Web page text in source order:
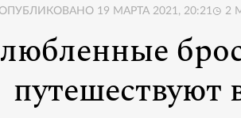
ОПУБЛИКОВАНО 19 МАРТА 2021, 20:21 2
путешествуют